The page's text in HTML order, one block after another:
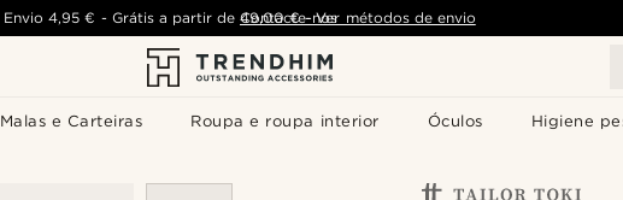
Malas e Carteiras Roupa e roupa interior Óculos Higiene
Envio 4,95 € - Grátis a partir de 49,00 € - Ver métodos de envio
Contacte-nos